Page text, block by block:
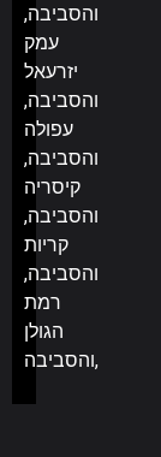
והסביבה,
עמק
יזרעאל
והסביבה,
עפולה
והסביבה,
קיסריה
והסביבה,
קריות
והסביבה,
רמת
הגולן
והסביבה,